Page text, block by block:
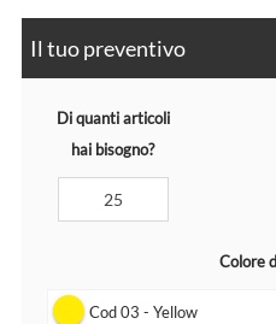
Il tuo preventivo
Di quanti articoli
hai bisogno?
Colore
Cod 03 - Yellow